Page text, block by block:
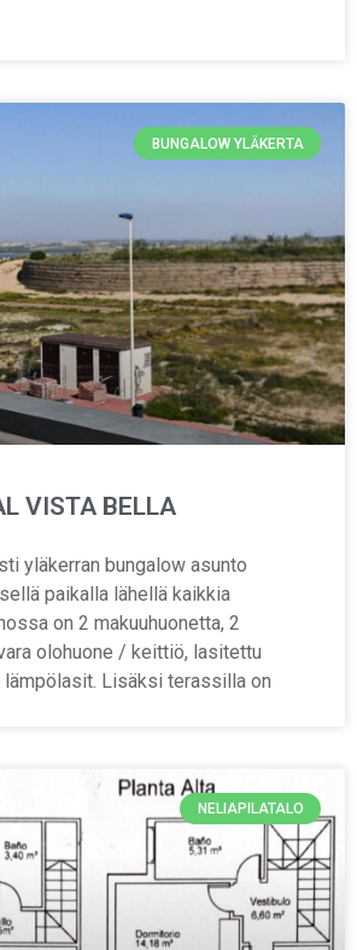
BUNGALOW YLÄKERTA
VISTA BELLA
yläkerran bungalow asunto
paikalla lähellä kaikkia
on 2 makuuhuonetta, 2
olohuone / keittiö, lasitettu
Lisäksi terassilla on
NELIAPILATALO